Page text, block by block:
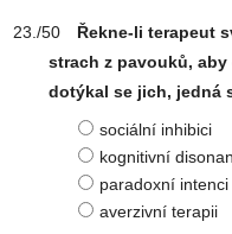
Řekne-li terapeut
strach z pavouků,
dotýkal se jich, jedná
sociální inhibici
kognitivní
paradoxní intenci
averzivní terapii